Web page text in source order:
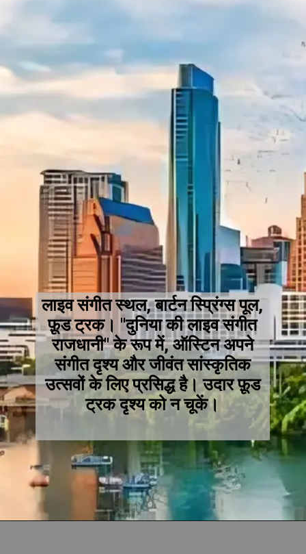
लाइव संगीत स्थल, बार्टन स्प्रिंग्स पूल,
फ़ूड ट्रक। "दुनिया की लाइव संगीत
राजधानी" के रूप में, ऑस्टिन अपने
संगीत दृश्य और जीवंत सांस्कृतिक
उत्सवों के लिए प्रसिद्ध है। उदार फ़ूड
ट्रक दृश्य को न चूकें।